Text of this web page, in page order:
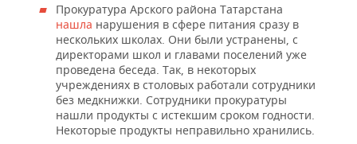
Прокуратура Арского района Татарстана
нашла нарушения в сфере питания сразу в
нескольких школах. Они были устранены, с
директорами школ и главами поселений уже
проведена беседа. Так, в некоторых
учреждениях в столовых работали сотрудники
без медкнижки. Сотрудники прокуратуры
нашли продукты с истекшим сроком годности.
Некоторые продукты неправильно хранились.